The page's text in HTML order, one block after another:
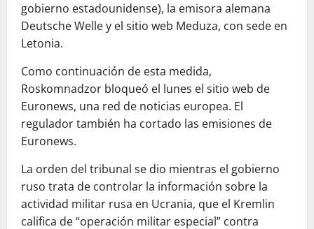
gobierno estadounidense), la emisora alemana
Deutsche Welle y el sitio web Meduza, con sede en
Letonia.
Como continuación de esta medida,
Roskomnadzor bloqueó el lunes el sitio web de
Euronews, una red de noticias europea. El
regulador también ha cortado las emisiones de
Euronews.
La orden del tribunal se dio mientras el gobierno
ruso trata de controlar la información sobre la
actividad militar rusa en Ucrania, que el Kremlin
califica de “operación militar especial” contra